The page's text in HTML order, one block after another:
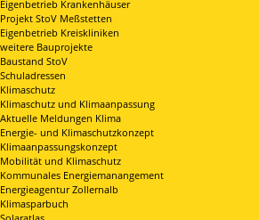
Eigenbetrieb Krankenhäuser
Projekt StoV Meßstetten
Eigenbetrieb Kreiskliniken
weitere Bauprojekte
Baustand StoV
Schuladressen
Klimaschutz
Klimaschutz und Klimaanpassung
Aktuelle Meldungen Klima
Energie- und Klimaschutzkonzept
Klimaanpassungskonzept
Mobilität und Klimaschutz
Kommunales Energiemanangement
Energieagentur Zollernalb
Klimasparbuch